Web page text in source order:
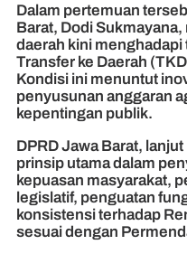
Dalam pertemuan
Barat, Dodi
daerah kini
Transfer ke Daerah
Kondisi ini menuntut
penyusunan anggaran
kepentingan publik.
DPRD Jawa Barat,
prinsip utama dalam
kepuasan masyarakat,
legislatif, penguatan
konsistensi terhadap
sesuai dengan